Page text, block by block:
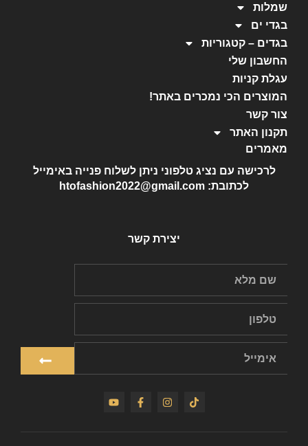
שמלות
בגדי ים
בגדים – קטגוריות
החשבון שלי
עגלת קניות
המוצרים הכי נמכרים באתר!
צור קשר
תקנון האתר
מאמרים
לרכישה עם נציג טלפוני ניתן לשלוח פנייה באימייל
לכתובת: htofashion2022@gmail.com
יצירת קשר